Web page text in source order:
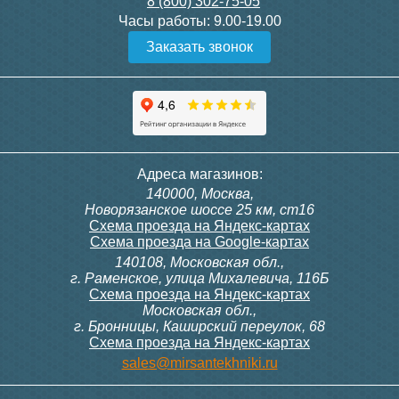
Конвектор ITT.080.200.1300
с решеткой GRILL.SGW-20-
Конвектор ITT.080.200.1000
с решеткой GRILL.SGW-20-
Конвектор ITT.080.200.1000
с решеткой GRILL.SGW-20-
Конвектор ITT.080.200.900 с
решеткой GRILL.SGA-20-
Подробнее Подробнее
100T, 230В (накладной,
расписание, упр.с пульта)
28 000
300, 230В (врезной - квадр.
коробка)
9 700
Часы работы: 9.00-19.00
Заказать звонок
Адреса магазинов:
140000, Москва,
Новорязанское шоссе 25 км, ст16
Схема проезда на Яндекс-картах
Схема проезда на Google-картах
140108, Московская обл.,
г. Раменское, улица Михалевича, 116Б
Схема проезда на Яндекс-картах
Московская обл.,
г. Бронницы, Каширский переулок, 68
Схема проезда на Яндекс-картах
sales@mirsantekhniki.ru